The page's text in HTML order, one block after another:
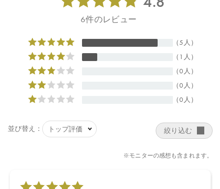
【メーカー品番】
店舗でお問い合わせの際には、下記品番をお伝え下さい。
4570106736227
【店舗発売日】
CosmeKitchen 2024/11/14
Biople 2024/11/14
※店舗での取り扱いや詳しい在庫状況につきましては、各店舗に
お問い合わせください。
※発売日は予告なく変更する可能性がございます。予めご了承く
商品によっては、お届けまで１～２週間かかる場合がございます